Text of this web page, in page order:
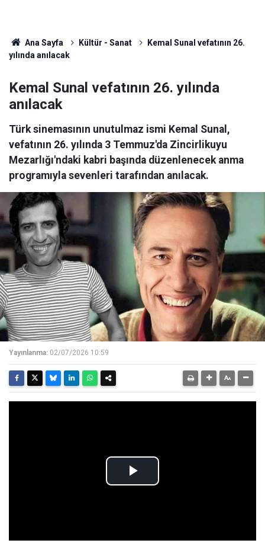
Ana Sayfa Kültür - Sanat
Kemal Sunal vefatının 26.
yılında anılacak
Kemal Sunal vefatının 26. yılında
anılacak
Türk sinemasının unutulmaz ismi Kemal Sunal,
vefatının 26. yılında 3 Temmuz'da Zincirlikuyu
Mezarlığı'ndaki kabri başında düzenlenecek anma
programıyla sevenleri tarafından anılacak.
Yayınlanma: 02/07/2026 10:59